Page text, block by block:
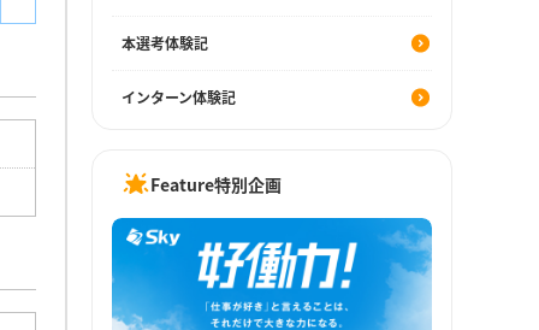
本選考体験記
インターン体験記
Feature特別企画